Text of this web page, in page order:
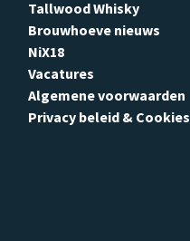
Tallwood Whisky
Brouwhoeve nieuws
NiX18
Vacatures
Algemene voorwaarden
Privacy beleid & Cookies